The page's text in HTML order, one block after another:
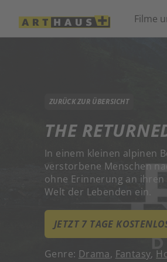
Filme
ZURÜCK ZUR ÜBERSICHT
THE
In einem kleinen alpinen
verstorbene Menschen
ohne Erinnerung an
Welt der Lebenden ein.
JETZT 7 TAGE
Genre: Drama, Fantasy,